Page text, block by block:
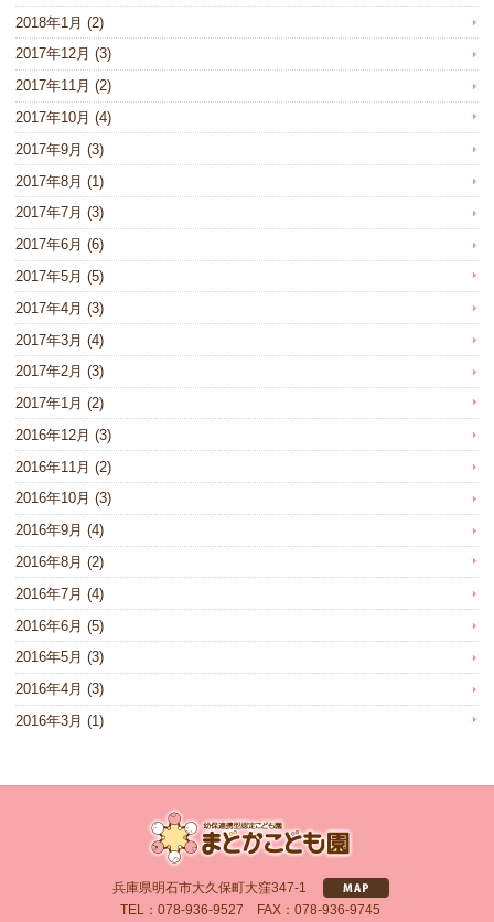
2018年1月 (2)
2017年12月 (3)
2017年11月 (2)
2017年10月 (4)
2017年9月 (3)
2017年8月 (1)
2017年7月 (3)
2017年6月 (6)
2017年5月 (5)
2017年4月 (3)
2017年3月 (4)
2017年2月 (3)
2017年1月 (2)
2016年12月 (3)
2016年11月 (2)
2016年10月 (3)
2016年9月 (4)
2016年8月 (2)
2016年7月 (4)
2016年6月 (5)
2016年5月 (3)
2016年4月 (3)
2016年3月 (1)
兵庫県明石市大久保町大窪347-1
TEL：078-936-9527 FAX：078-936-9745